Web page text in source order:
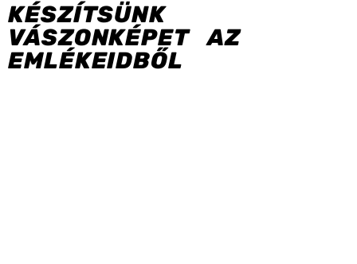
KÉSZÍTSÜNK
VÁSZONKÉPET AZ
EMLÉKEIDBŐL